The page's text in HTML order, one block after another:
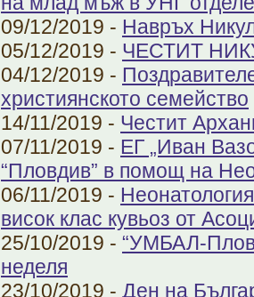
09/12/2019 - Навръх
05/12/2019 - ЧЕСТИТ
04/12/2019 -
християнското семейство
14/11/2019 - Честит
07/11/2019 - ЕГ „Иван
“Пловдив” в помощ на
06/11/2019 -
висок клас кувьоз от
25/10/2019 - “УМБАЛ-
неделя
23/10/2019 - Ден на